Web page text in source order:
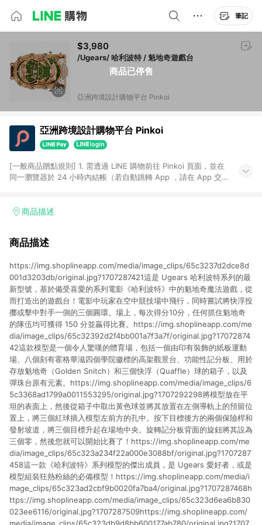
筆記
商品已停售
$3,980
/Ugears/ 哈利波特 / 魁地奇遊戲台
亞洲跨境設計購物平台 Pinkoi
亞洲跨境設計購物平台 Pinkoi
[一般商品贈點規則] 1. 需透過 LINE 購物前往 Pinkoi 頁面，並在
同一瀏覽器於 24 小時內結帳（若自動跳轉 App ，請在 App 交
回饋訂單不得享有 Pinkoi 站方優惠，例如首購優惠，P coins，
行為，不具贈點資格，部分退款不在此限。 6. APP 請更新至
貨後 45 天後發送。 8. 群眾募資商品，禮物卡，開館保證金，補
運費，攤位費等不具贈點資格。 9. LINE 購物站上之商品規格、
顏色、價位、贈品如與 Pinkoi 商品資訊頁及購物車不符，以
Pinkoi 購物商品資訊頁及購物車標示為準。 10. 點數紅包使用規
則請以點數紅包活動說明為準。 11. 若於 LINE 購物前往 Pinkoi
頁面後才首次下載 Pinkoi APP 並完成訂單，不符合導購資格；承
上，首次下載 Pinkoi APP 後，需透過 LINE 購物前往 Pinkoi 頁
面，方享導購資格。
商品描述
商品描述
https://img.shoplineapp.com/media/image_clips/65c3237d2dce8d
001d3203db/original.jpg?1707287421這是 Ugears 哈利波特系列的最
新型號，基於備受喜愛的系列電影《哈利波特》中的魁地奇魔法遊戲，從
而打造出的遊戲台！電影中玩家在空中競技場中飛行，同時嘗試將快浮投
擲或擊中對手一側的三個圓環。場上，每次得分10分，任何抓住魁地奇
的隊伍均可獲得 150 分並贏得比賽。https://img.shoplineapp.com/me
dia/image_clips/65c32392d2f4bb001a7f3a7f/original.jpg?17072874
42這款模型是一個令人驚嘆的體育場，包括一個由印有裝飾的紙板運動
場、八個刻有霍格華滋四個學院徽標的高架觀景台、功能性記分板、用於
存放魁地奇（Golden Snitch）和三個快浮（Quaffle）球的箱子，以及
彈珠台原有元素。https://img.shoplineapp.com/media/image_clips/6
5c3368ad1799a0011553295/original.jpg?1707292298將模型放在平
坦的表面上，然後從箱子中取出黃色球並將其放置在左側導軌上的預留位
置上，將三個紅球插入模型左前方的孔中。按下目標後方的兩個保險桿和
發射坡道，將三個目標升起在場地中央。旋轉記分板背面的旋鈕將其設為
三個零，然後您就可以開始比賽了！https://img.shoplineapp.com/me
dia/image_clips/65c323a234f22a000e3088bf/original.jpg?1707287
458這一款《哈利波特》系列模型的傑出成員，是 Ugears 愛好者，或是
模型組裝狂熱粉絲的必備模型！https://img.shoplineapp.com/media/i
mage_clips/65c323ad2cbf9b0020fa7ba4/original.jpg?1707287468h
ttps://img.shoplineapp.com/media/image_clips/65c323d6ea6b830
023ee6116/original.jpg?1707287509https://img.shoplineapp.com/